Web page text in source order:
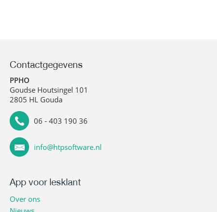
Contactgegevens
PPHO
Goudse Houtsingel 101
2805 HL Gouda
06 - 403 190 36
info@htpsoftware.nl
App voor lesklant
Over ons